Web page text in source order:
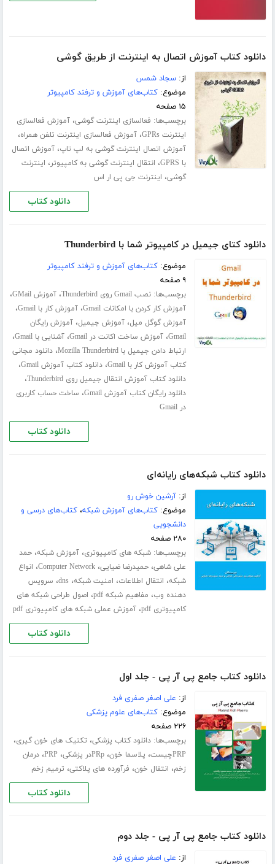
دانلود کتاب آموزش اتصال به اینترنت از طریق گوشی
از:سجاد شمس
موضوع:کتاب‌های آموزش و ترفند کامپیوتر
۱۵ صفحه
برچسب‌ها: فعالسازی اینترنت گوشی،آموزش فعالسازی
اینترنت GPRs
،آموزش فعالسازی اینترنت تلفن همراه،
آموزش اتصال اینترنت گوشی به لپ تاپ،آموزش اتصال
با GPRS
، انتقال اینترنت گوشی به کامپیوتر، اینترنت
گوشی، اینترنت جی پی ار اس
دانلود کتاب
دانلود کتای جیمیل در کامپیوتر شما با Thunderbird
موضوع:کتاب‌های آموزش و ترفند کامپیوتر
۹ صفحه
برچسب‌ها:نصب Gmail روی Thunderbird ،آموزش GMail ،
آموزش کار کردن با امکانات Gmail ،آموزش کار با Gmail ،
آموزش گوگل میل،آموزش جیمیل،آموزش رایگان
Gmail،آموزش ساخت اکانت در Gmail ،آشنایی با Gmail ،
ارتباط دادن جیمیل با Mozilla Thunderbird ،دانلود مجانی
کتاب آموزش کار با Gmail
،دانلود کتاب آموزش Gmail ،
دانلود کتاب آموزش انتقال جیمیل روی Thunderbird ،
دانلود رایگان کتاب آموزش Gmail ، ساخت حساب کاربری
در Gmail
دانلود کتاب
دانلود کتاب شبکه‌های رایانه‌ای
از:آرشین خوش رو
موضوع:کتاب‌های آموزش شبکه،کتاب‌های درسی و
دانشجویی
۲۸۰ صفحه
برچسب‌ها:شبکه های کامپیوتری،آموزش شبکه،حمد
علی شاهی،حمیدرضا ضیایی،Computer Network، انواع
شبکه، انتقال اطلاعات، امنیت شبکه،dns، سرویس
دهنده وب، مفاهیم شبکه pdf ، اصول طراحی شبکه های
کامپیوتری pdf
،آموزش عملی شبکه های کامپیوتری pdf
دانلود کتاب
دانلود کتاب جامع پی آر پی - جلد اول
از: علی اصغر صفری فرد
موضوع:کتاب‌های علوم پزشکی
۲۲۶ صفحه
برچسب‌ها:دانلود کتاب پزشکی، تکنیک های خون گیری،
PRPچیست ، پلاسما خون،PRpدر پزشکی ، PRP،درمان
زخم، انتقال خون، فرآورده های پلاکتی، ترمیم زخم
دانلود کتاب
دانلود کتاب جامع پی آر پی - جلد دوم
از: علی اصغر صفری فرد